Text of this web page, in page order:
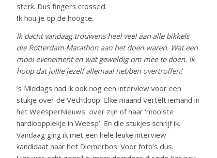
sterk. Dus fingers crossed.
Ik hou je op de hoogte.
Ik dacht vandaag trouwens heel veel aan alle bikkels
die Rotterdam Marathon aan het doen waren. Wat een
mooi evenement en wat geweldig om mee te doen. Ik
hoop dat jullie jezelf allemaal hebben overtroffen!
’s Middags had ik ook nog een interview voor een
stukje over de Vechtloop. Elke maand vertelt iemand in
het WeesperNieuws over zijn of haar ‘mooiste
hardloopplekje in Weesp’. En die stukjes schrijf ik.
Vandaag ging ik met een hele leuke interview-
kandidaat naar het Diemerbos. Voor foto’s dus.